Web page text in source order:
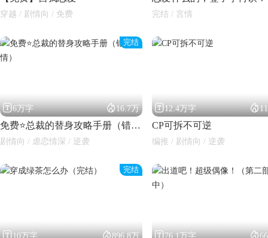
闪艺
穿越 / 剧情向 / 免费 完结 / 言情
完结
6万字 16.7万
免费⭐总裁的替身攻略手册（错位深情）
剧情向 / 虐恋情深 / 逆袭
12.4万字 
CP可拆不可逆
编推 / 剧情向 / 逆袭
完结
10万字 896.8万 76.1万字 